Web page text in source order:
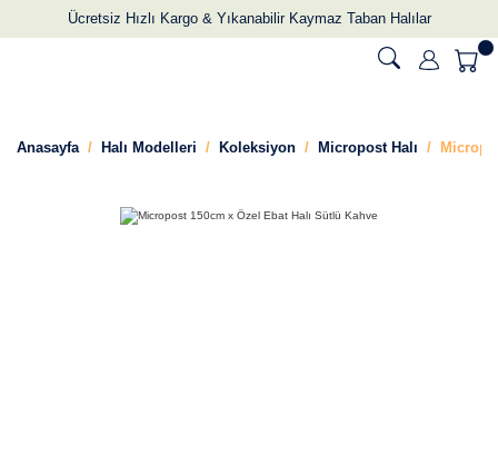
Ücretsiz Hızlı Kargo & Yıkanabilir Kaymaz Taban Halılar
Anasayfa Halı Modelleri Koleksiyon Micropost Halı